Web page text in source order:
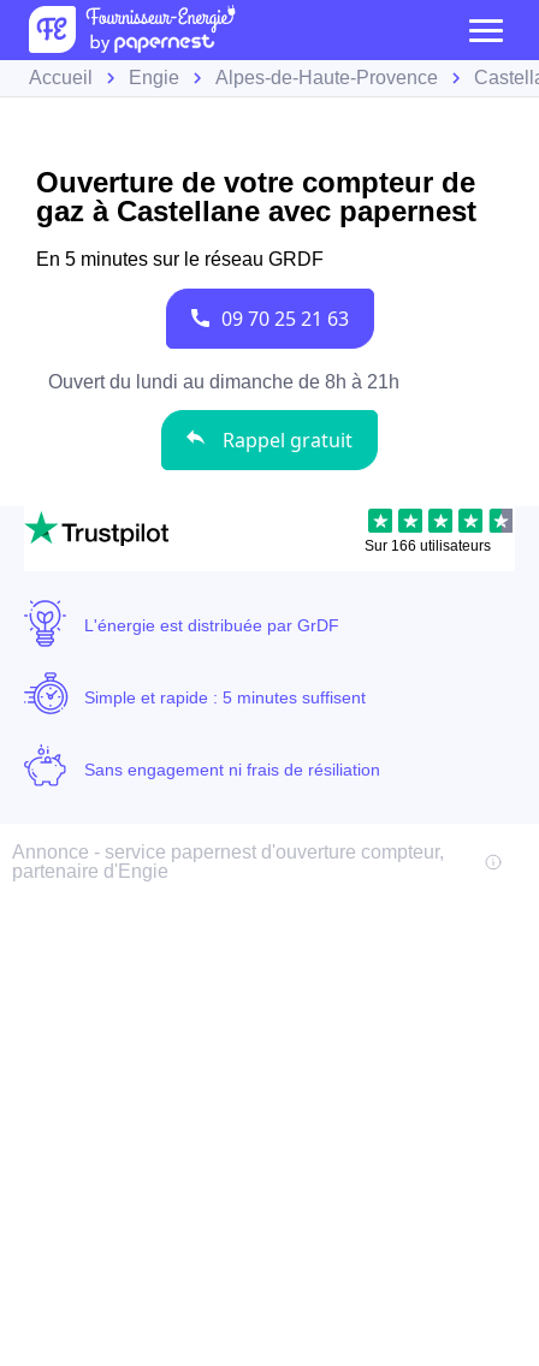
Accueil Engie Alpes-de-Haute-Provence